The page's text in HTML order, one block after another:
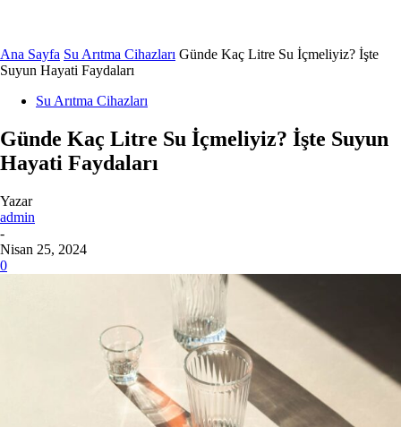
Ana Sayfa Su Arıtma Cihazları Günde Kaç Litre Su İçmeliyiz? İşte
Suyun Hayati Faydaları
Su Arıtma Cihazları
Günde Kaç Litre Su İçmeliyiz? İşte Suyun
Hayati Faydaları
Yazar
admin
-
Nisan 25, 2024
0